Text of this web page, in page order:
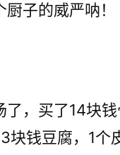
子的威严呐！
，买了14块钱
块钱豆腐，1个